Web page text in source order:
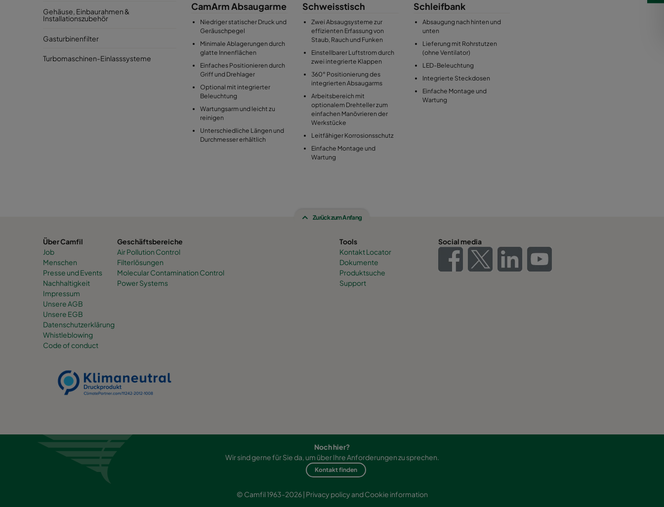
Gehäuse, Einbaurahmen &
Installationszubehör
Gasturbinenfilter
Turbomaschinen-Einlasssysteme
Arbeitsplatzsysteme nahezu unverwüstlich.
CamArm Absaugarme
Niedriger statischer Druck und
Geräuschpegel
Minimale Ablagerungen durch
glatte Innenflächen
Einfaches Positionieren durch
Griff und Drehlager
Optional mit integrierter
Beleuchtung
Wartungsarm und leicht zu
reinigen
Unterschiedliche Längen und
Durchmesser erhältlich
Schweisstisch
Zwei Absaugsysteme zur
effizienten Erfassung von
Staub, Rauch und Funken
Einstellbarer Luftstrom durch
zwei integrierte Klappen
360° Positionierung des
integrierten Absaugarms
Arbeitsbereich mit
optionalem Drehteller zum
einfachen Manövrieren der
Werkstücke
Leitfähiger Korrosionsschutz
Einfache Montage und
Wartung
Schleifbank
Absaugung nach hinten und
unten
Lieferung mit Rohrstutzen
(ohne Ventilator)
LED-Beleuchtung
Integrierte Steckdosen
Einfache Montage und
Wartung
Zurück zum Anfang
Über Camfil
Job
Menschen
Presse und Events
Nachhaltigkeit
Impressum
Unsere AGB
Unsere EGB
Datenschutzerklärung
Whistleblowing
Code of conduct
Geschäftsbereiche
Air Pollution Control
Filterlösungen
Molecular Contamination Control
Power Systems
Tools
Kontakt Locator
Dokumente
Produktsuche
Support
Social media
Noch hier?
Wir sind gerne für Sie da, um über Ihre Anforderungen zu sprechen.
Kontakt finden
© Camfil 1963-2026 | Privacy policy and Cookie information